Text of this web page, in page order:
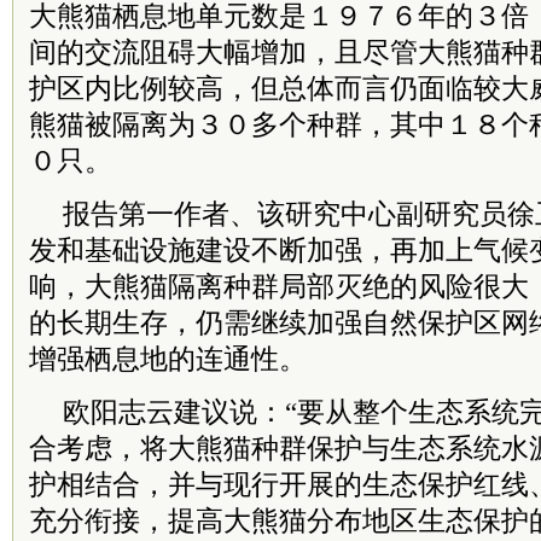
大熊猫栖息地单元数是１９７６年的３倍
间的交流阻碍大幅增加，且尽管大熊猫种
护区内比例较高，但总体而言仍面临较
熊猫被隔离为３０多个种群，其中１８个
０只。
报告第一作者、该研究中心副研究员
发和基础设施建设不断加强，再加上气候
响，大熊猫隔离种群局部灭绝的风险很大
的长期生存，仍需继续加强自然保护区网
增强栖息地的连通性。
欧阳志云建议说：“要从整个生态系统
合考虑，将大熊猫种群保护与生态系统水
护相结合，并与现行开展的生态保护红线
充分衔接，提高大熊猫分布地区生态保护